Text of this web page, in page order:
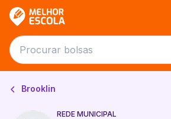
Brooklin
REDE MUNICIPAL